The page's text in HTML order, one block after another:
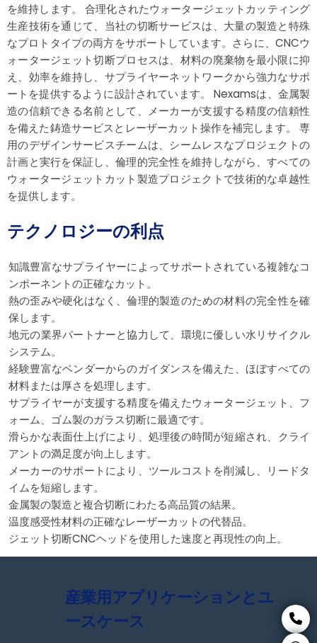
を維持します。 合理化されたウォータージェットカッティング
生産技術を通じて、当社の切断サービスは、大量の製造と特殊
なプロトタイプの両方をサポートしています。さらに、CNCウ
ォータージェット切断プロセスは、材料の廃棄物を最小限に抑
え、効率を維持し、サプライヤーネットワークから強力なサポ
ートを提供するように設計されています。 Nexamsは、金属製
造の信頼できる名前として、メーカーが支援する精度の信頼性
を備えた鋳造サービスとレーザーカット操作を補完します。 専
用のデザインサービスチームは、シームレスなプロジェクトの
計画と実行を保証し、倫理的完全性を維持しながら、すべての
ウォータージェットカット製造プロジェクトで技術的な卓越性
を提供します。
テクノロジーの利点
知識豊富なサプライヤーによってサポートされている複雑なコ
ンポーネントの正確なカット。
熱の歪みや硬化はなく、倫理的製造のための材料の完全性を確
保します。
地元の業界パートナーと協力して、環境に優しい水リサイクル
システム。
経験豊富なベンダーからのガイダンスを備えた、ほぼすべての
材料または厚さを処理します。
サプライヤーが支援する精度を備えたウォータージェット、フ
ォーム、ゴム製のガラス切断に最適です。
滑らかな表面仕上げにより、処理後の時間が短縮され、クライ
アントの満足度が向上します。
メーカーのサポートにより、ツールコストを削減し、リードタ
イムを短縮します。
金属製の製造と複合切断にわたる高品質の結果。
温度感受性材料の正確なレーザーカットの代替品。
ジェット切断CNCヘッドを使用した速度と再現性の向上。
産業用アプリケーションとユ
ースケース